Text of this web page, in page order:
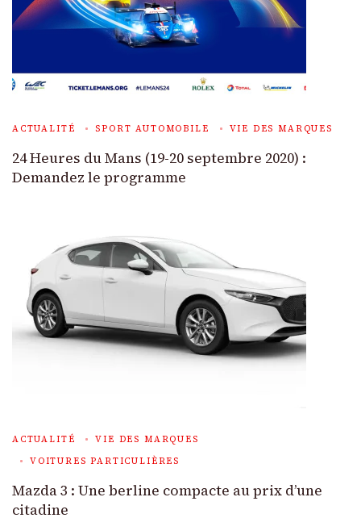
ACTUALITÉ SPORT AUTOMOBILE VIE DES MARQUES
24 Heures du Mans (19-20 septembre 2020) :
Demandez le programme
ACTUALITÉ
VIE DES MARQUES
VOITURES PARTICULIÈRES
Mazda 3 : Une berline compacte au prix d’une
citadine